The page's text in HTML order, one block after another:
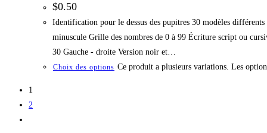
$0.50
Identification pour le dessus des pupitres 30 modèles
minuscule Grille des nombres de 0 à 99 Écriture script ou
30 Gauche - droite Version noir et…
Choix des options Ce produit a plusieurs variations. Les
1
2